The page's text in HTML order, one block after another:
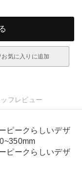
お気に入りに追加
フレビュー
ピークらしいデザ
ピークらしいデザ